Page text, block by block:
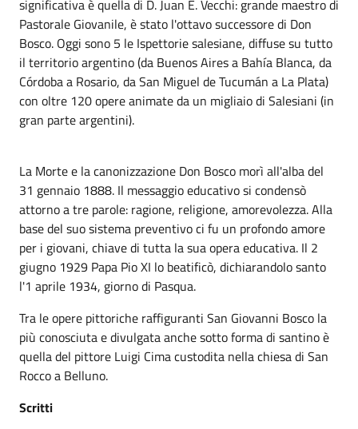
significativa è quella di D. Juan E. Vecchi: grande maestro di
Pastorale Giovanile, è stato l'ottavo successore di Don
Bosco. Oggi sono 5 le Ispettorie salesiane, diffuse su tutto
il territorio argentino (da Buenos Aires a Bahía Blanca, da
Córdoba a Rosario, da San Miguel de Tucumán a La Plata)
con oltre 120 opere animate da un migliaio di Salesiani (in
gran parte argentini).
La Morte e la canonizzazione Don Bosco morì all'alba del
31 gennaio 1888. Il messaggio educativo si condensò
attorno a tre parole: ragione, religione, amorevolezza. Alla
base del suo sistema preventivo ci fu un profondo amore
per i giovani, chiave di tutta la sua opera educativa. Il 2
giugno 1929 Papa Pio XI lo beatificò, dichiarandolo santo
l'1 aprile 1934, giorno di Pasqua.
Tra le opere pittoriche raffiguranti San Giovanni Bosco la
più conosciuta e divulgata anche sotto forma di santino è
quella del pittore Luigi Cima custodita nella chiesa di San
Rocco a Belluno.
Scritti